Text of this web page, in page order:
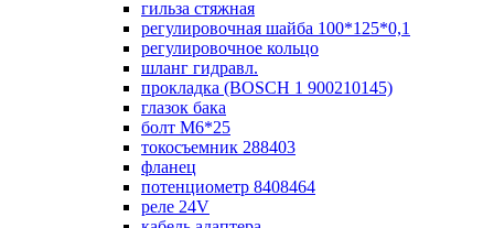
гильза стяжная
регулировочная шайба 100*125*0,1
регулировочное кольцо
шланг гидравл.
прокладка (BOSCH 1 900210145)
глазок бака
болт М6*25
токосъемник 288403
фланец
потенциометр 8408464
реле 24V